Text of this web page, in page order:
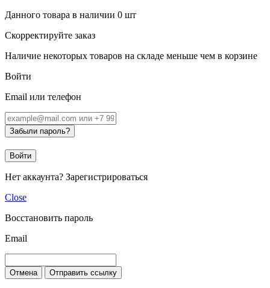
Данного товара в наличии 0 шт
Скорректируйте заказ
Наличие некоторых товаров на складе меньше чем в корзине
Войти
Email или телефон
Забыли пароль?
Войти
Нет аккаунта? Зарегистрироваться
Close
Восстановить пароль
Email
Отмена Отправить ссылку